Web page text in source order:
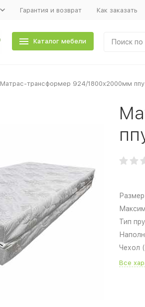
Гарантия и возврат Как заказать
Каталог мебели
Матрас-трансформер 924/1800х2000мм
Тип
Чехол
Все